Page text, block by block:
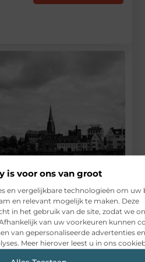
is voor ons van groot
en vergelijkbare technologieën om uw
en relevant mogelijk te maken. Deze
in het gebruik van de site, zodat we
van uw voorkeuren kunnen
van gepersonaliseerde advertenties
Meer hierover leest u in ons
Maastricht tijdens verhuizing
BERICHTEN
die altijd passen